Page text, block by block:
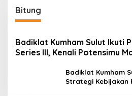
Bitung
Badiklat Kumham Sulut Ikuti
Series III, Kenali Potensimu
Badiklat Kumham
Strategi Kebijakan